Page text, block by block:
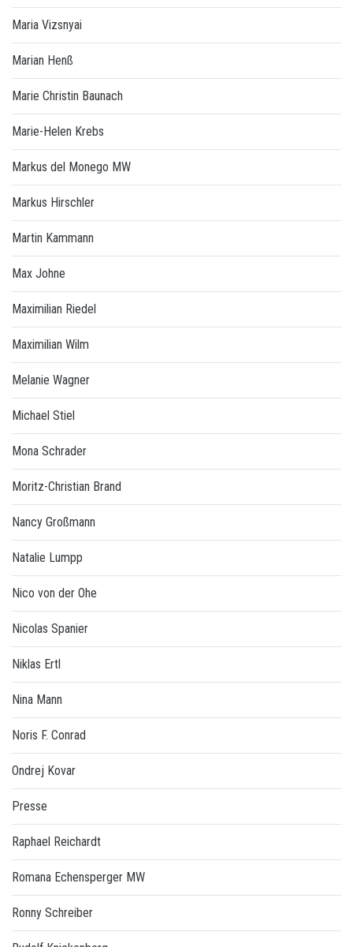
Maria Vizsnyai
Marian Henß
Marie Christin Baunach
Marie-Helen Krebs
Markus del Monego MW
Markus Hirschler
Martin Kammann
Max Johne
Maximilian Riedel
Maximilian Wilm
Melanie Wagner
Michael Stiel
Mona Schrader
Moritz-Christian Brand
Nancy Großmann
Natalie Lumpp
Nico von der Ohe
Nicolas Spanier
Niklas Ertl
Nina Mann
Noris F. Conrad
Ondrej Kovar
Presse
Raphael Reichardt
Romana Echensperger MW
Ronny Schreiber